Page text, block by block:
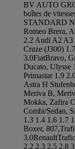
BV AUTO
boîtes de
STANDARD
Romeo Brera,
2.2 Audi A2 A3
Cruze (J300)
3.0FiatBravo,
Ducato, Ulysse
Primastar 1.9
Astra H
Meriva B,
Mokka, Zafira
Combi/Sedan,
1.3 1.4 1.6 1.7
Boxer,
2.2 2.3 2.5 2.8